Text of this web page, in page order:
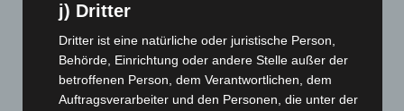
Blaulicht
Corona-News
Hannover und Region
5.035
Langenhagen und Ortsteile
3.249
j) Dritter
Dritter ist eine natürliche oder juristische Person,
Behörde, Einrichtung oder andere Stelle außer der
betroffenen Person, dem Verantwortlichen, dem
Auftragsverarbeiter und den Personen, die unter der